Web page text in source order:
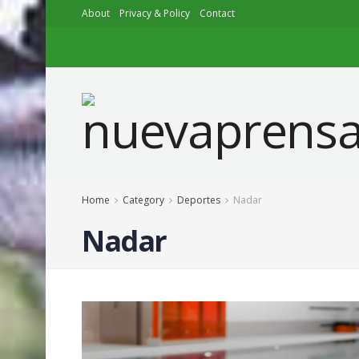
About Privacy & Policy Contact
Home Category Deportes Nadar
Nadar